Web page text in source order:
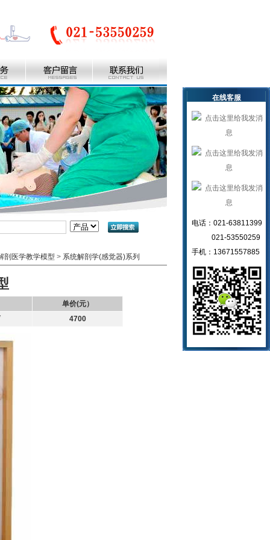
剖医学教学模型 > 系统解剖学(感觉器)系列
单价(元）
4700
在线客服
电话：021-63811399
021-53550259
手机：13671557885